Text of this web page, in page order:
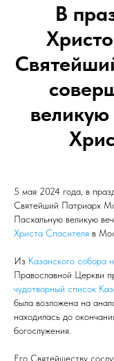
В
5 мая 2024 года, в
Святейший Патриарх
Пасхальную великую
Христа Спасителя в
Из Казанского собора
Православной Церкви
чудотворный список
была возложена на
находилась до
богослужения.
Его Святейшеству